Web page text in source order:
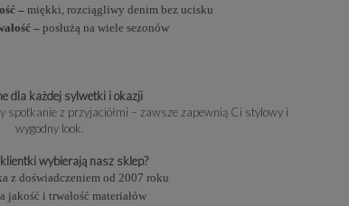
–miękki, rozciągliwy denim bez ucisku
–posłużą na wiele sezonów
dla każdej sylwetki i okazji
spotkanie z przyjaciółmi – zawsze zapewnią Ci stylowy i
wygodny look.
wybierają nasz sklep?
z doświadczeniem od 2007 roku
jakość i trwałość materiałów